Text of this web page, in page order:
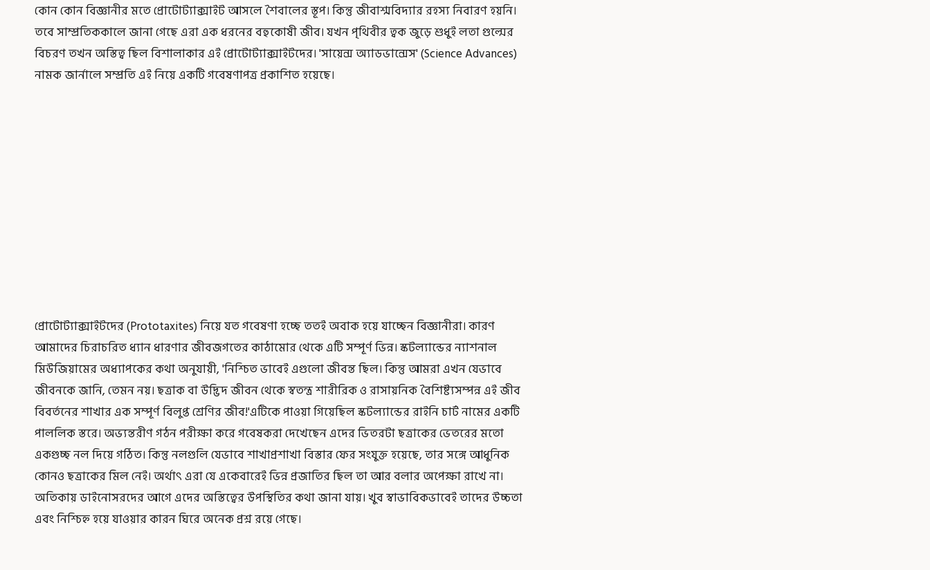
কোন কোন বিজ্ঞানীর মতে প্রোটোট্যাক্সাইট আসলে শৈবালের স্তূপ। কিন্তু জীবাশ্মবিদ্যার রহস্য নিবারণ হয়নি।
তবে সাম্প্রতিককালে জানা গেছে এরা এক ধরনের বহুকোষী জীব। যখন পৃথিবীর ত্বক জুড়ে শুধুই লতা গুল্মের
বিচরণ তখন অস্তিত্ব ছিল বিশালাকার এই প্রোটোট্যাক্সাইটদের। 'সায়েন্স অ্যাডভান্সেস' (Science Advances)
নামক জার্নালে সম্প্রতি এই নিয়ে একটি গবেষণাপত্র প্রকাশিত হয়েছে।
প্রোটোট্যাক্সাইটদের (Prototaxites) নিয়ে যত গবেষণা হচ্ছে ততই অবাক হয়ে যাচ্ছেন বিজ্ঞানীরা। কারণ
আমাদের চিরাচরিত ধ্যান ধারণার জীবজগতের কাঠামোর থেকে এটি সম্পূর্ণ ভিন্ন। স্কটল্যান্ডের ন্যাশনাল
মিউজিয়ামের অধ্যাপকের কথা অনুযায়ী, 'নিশ্চিত ভাবেই এগুলো জীবন্ত ছিল। কিন্তু আমরা এখন যেভাবে
জীবনকে জানি, তেমন নয়। ছত্রাক বা উদ্ভিদ জীবন থেকে স্বতন্ত্র শারীরিক ও রাসায়নিক বৈশিষ্ট্যসম্পন্ন এই জীব
বিবর্তনের শাখার এক সম্পূর্ণ বিলুপ্ত শ্রেণির জীব!'এটিকে পাওয়া গিয়েছিল স্কটল্যান্ডের রাইনি চার্ট নামের একটি
পাললিক স্তরে। অভ্যন্তরীণ গঠন পরীক্ষা করে গবেষকরা দেখেছেন এদের ভিতরটা ছত্রাকের ভেতরের মতো
একগুচ্ছ নল দিয়ে গঠিত। কিন্তু নলগুলি যেভাবে শাখাপ্রশাখা বিস্তার ফের সংযুক্ত হয়েছে, তার সঙ্গে আধুনিক
কোনও ছত্রাকের মিল নেই। অর্থাৎ এরা যে একেবারেই ভিন্ন প্রজাতির ছিল তা আর বলার অপেক্ষা রাখে না।
অতিকায় ডাইনোসরদের আগে এদের অস্তিত্বের উপস্থিতির কথা জানা যায়। খুব স্বাভাবিকভাবেই তাদের উচ্চতা
এবং নিশ্চিহ্ন হয়ে যাওয়ার কারন ঘিরে অনেক প্রশ্ন রয়ে গেছে।